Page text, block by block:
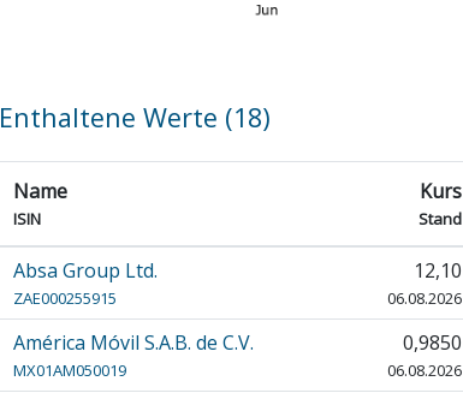
Enthaltene Werte (18)
Name
ISIN
Kurs
Stand
Absa Group Ltd.
ZAE000255915
12,10
06.08.2026
América Móvil S.A.B. de C.V.
MX01AM050019
0,9850
06.08.2026